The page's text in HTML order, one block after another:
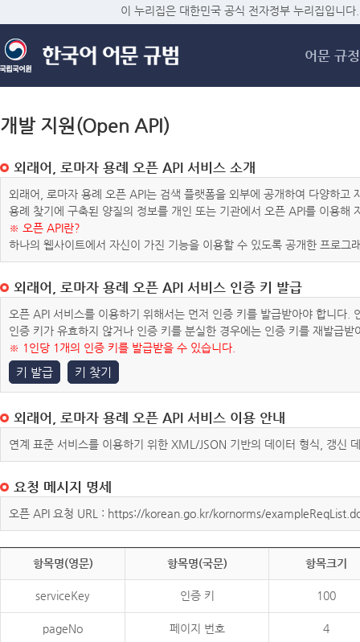
메
이 누리집은 대한민국 공식 전자정부 누리집입니다.
어문 규정
개발 지원(Open API)
외래어, 로마자 용례 오픈 API 서비스 소개
외래어, 로마자 용례 오픈 API는 검색 플랫폼을 외부에 공개하여 다양하
용례 찾기에 구축된 양질의 정보를 개인 또는 기관에서 오픈 API를 이용해
※ 오픈 API란?
하나의 웹사이트에서 자신이 가진 기능을 이용할 수 있도록 공개한 프로그
외래어, 로마자 용례 오픈 API 서비스 인증 키 발급
오픈 API 서비스를 이용하기 위해서는 먼저 인증 키를 발급받아야 합니다
인증 키가 유효하지 않거나 인증 키를 분실한 경우에는 인증 키를 재발급받
※ 1인당 1개의 인증 키를 발급받을 수 있습니다.
키 발급 키 찾기
외래어, 로마자 용례 오픈 API 서비스 이용 안내
연계 표준 서비스를 이용하기 위한 XML/JSON 기반의 데이터 형식, 갱신
요청 메시지 명세
오픈 API 요청 URL : https://korean.go.kr/kornorms/
항목명(영문) 항목명(국문) 항목크기
serviceKey 인증 키 100
pageNo 페이지 번호 4